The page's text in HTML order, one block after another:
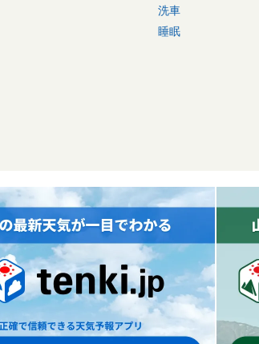
洗車
睡眠